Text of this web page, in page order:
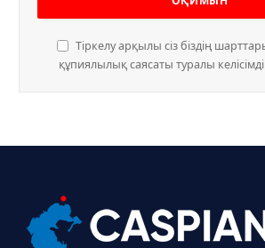
Тіркелу арқылы сіз біздің
құпиялылық саясаты туралы